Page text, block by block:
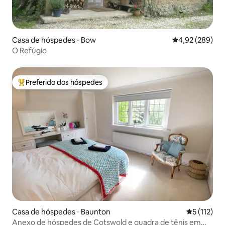
Casa de hóspedes ⋅ Bow 4,92 de uma
4,92 (289)
O Refúgio
Entre os melhores preferidos dos hóspedes
Preferido dos hóspedes
Casa de hóspedes ⋅ Baunton 5 de uma
5 (112)
Anexo de hóspedes de Cotswold e quadra de tênis em